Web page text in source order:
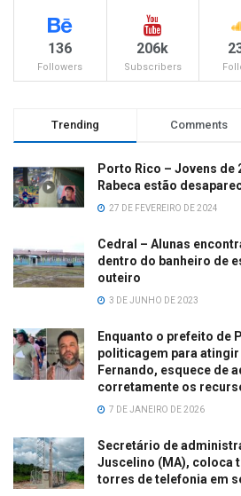
136
Followers
206k
Subscribers
Trending Comments
Porto Rico – Jovens de
Rabeca estão
27 DE FEVEREIRO DE 2024
Cedral – Alunas
dentro do banheiro de
outeiro
3 DE JUNHO DE 2023
Enquanto o prefeito de
politicagem para atingir
Fernando, esquece de
corretamente os
7 DE JANEIRO DE 2026
Secretário de
Juscelino (MA), coloca
torres de telefonia em